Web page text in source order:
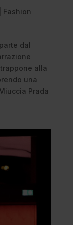
Fashion
dal
alla
una
Prada